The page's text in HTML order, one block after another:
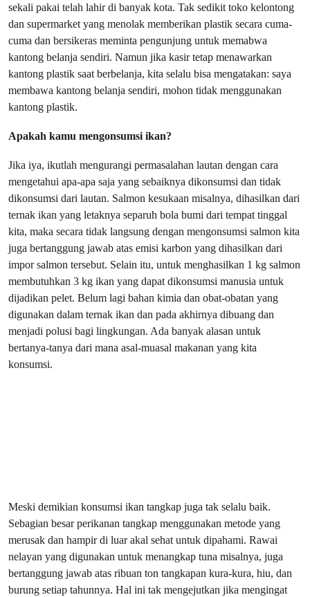
sekali pakai telah lahir di banyak kota. Tak sedikit toko kelontong
dan supermarket yang menolak memberikan plastik secara cuma-
cuma dan bersikeras meminta pengunjung untuk memabwa
kantong belanja sendiri. Namun jika kasir tetap menawarkan
kantong plastik saat berbelanja, kita selalu bisa mengatakan: saya
membawa kantong belanja sendiri, mohon tidak menggunakan
kantong plastik.
Apakah kamu mengonsumsi ikan?
Jika iya, ikutlah mengurangi permasalahan lautan dengan cara
mengetahui apa-apa saja yang sebaiknya dikonsumsi dan tidak
dikonsumsi dari lautan. Salmon kesukaan misalnya, dihasilkan dari
ternak ikan yang letaknya separuh bola bumi dari tempat tinggal
kita, maka secara tidak langsung dengan mengonsumsi salmon kita
juga bertanggung jawab atas emisi karbon yang dihasilkan dari
impor salmon tersebut. Selain itu, untuk menghasilkan 1 kg salmon
membutuhkan 3 kg ikan yang dapat dikonsumsi manusia untuk
dijadikan pelet. Belum lagi bahan kimia dan obat-obatan yang
digunakan dalam ternak ikan dan pada akhirnya dibuang dan
menjadi polusi bagi lingkungan. Ada banyak alasan untuk
bertanya-tanya dari mana asal-muasal makanan yang kita
konsumsi.
Meski demikian konsumsi ikan tangkap juga tak selalu baik.
Sebagian besar perikanan tangkap menggunakan metode yang
merusak dan hampir di luar akal sehat untuk dipahami. Rawai
nelayan yang digunakan untuk menangkap tuna misalnya, juga
bertanggung jawab atas ribuan ton tangkapan kura-kura, hiu, dan
burung setiap tahunnya. Hal ini tak mengejutkan jika mengingat